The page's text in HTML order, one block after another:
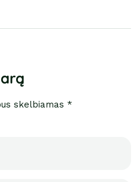
skelbiamas *